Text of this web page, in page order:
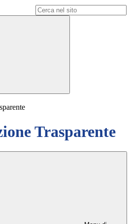
Trasparente